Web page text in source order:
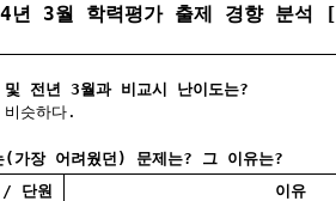
년 3월 학력평가 출제 경향 분석
전년 3월과 비교시 난이도는?
슷하다.
가장 어려웠던) 문제는? 그 이유는?
/ 단원 이유